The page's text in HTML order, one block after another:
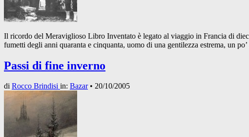
Il ricordo del Meraviglioso Libro Inventato è legato al viaggio in Francia di
fumetti degli anni quaranta e cinquanta, uomo di una gentilezza estrema, un
Passi di fine inverno
di Rocco Brindisi in: Bazar• 20/10/2005